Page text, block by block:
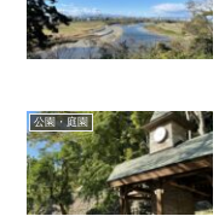
公園・庭園